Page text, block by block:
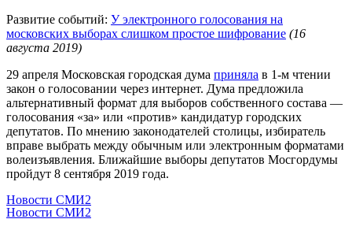
Развитие событий: У электронного голосования на
московских выборах слишком простое шифрование (16
августа 2019)
29 апреля Московская городская дума приняла в 1-м чтении
закон о голосовании через интернет. Дума предложила
альтернативный формат для выборов собственного состава —
голосования «за» или «против» кандидатур городских
депутатов. По мнению законодателей столицы, избиратель
вправе выбрать между обычным или электронным форматами
волеизъявления. Ближайшие выборы депутатов Мосгордумы
пройдут 8 сентября 2019 года.
Новости СМИ2
Новости СМИ2